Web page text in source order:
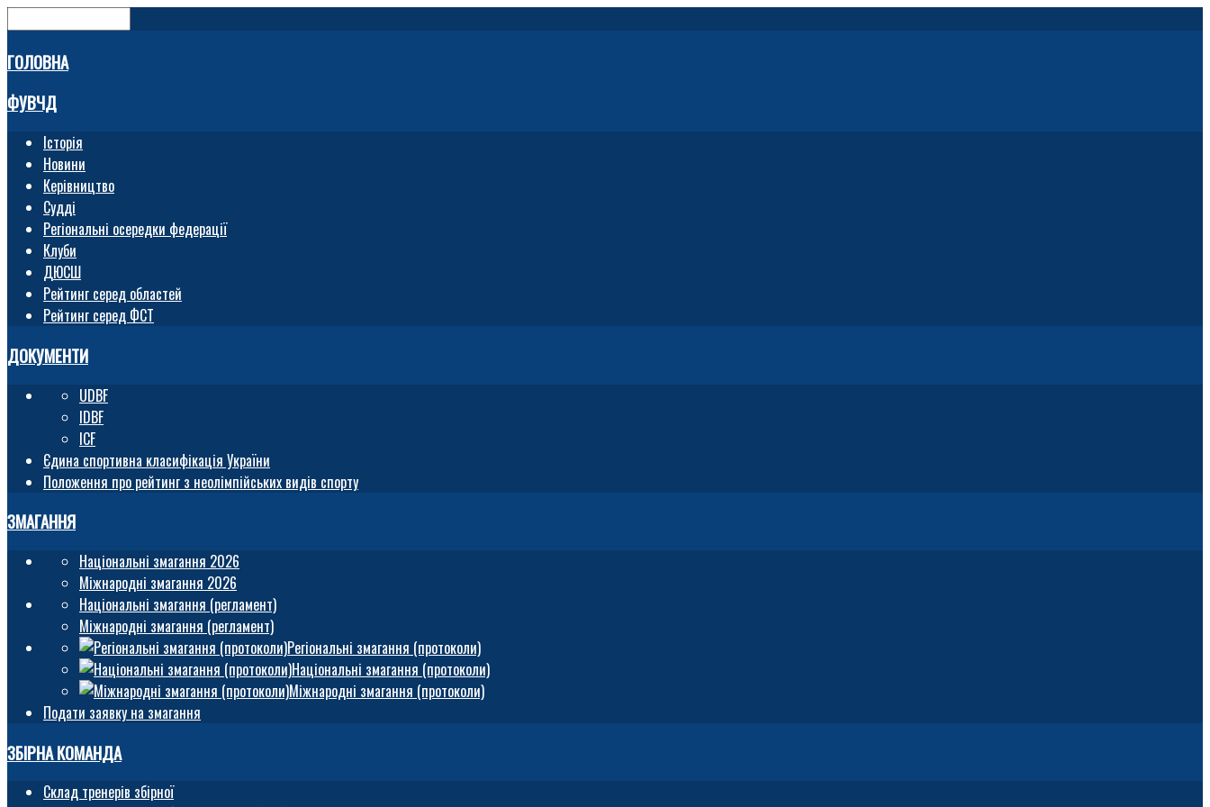
ГОЛОВНА
ФУВЧД
Історія
Новини
Керівництво
Судді
Регіональні осередки федерації
Клуби
ДЮСШ
Рейтинг серед областей
Рейтинг серед ФСТ
ДОКУМЕНТИ
UDBF
IDBF
ICF
Єдина спортивна класифікація України
Положення про рейтинг з неолімпійських видів спорту
ЗМАГАННЯ
Національні змагання 2026
Міжнародні змагання 2026
Національні змагання (регламент)
Міжнародні змагання (регламент)
Регіональні змагання (протоколи)
Національні змагання (протоколи)
Міжнародні змагання (протоколи)
Подати заявку на змагання
ЗБІРНА КОМАНДА
Склад тренерів збірної